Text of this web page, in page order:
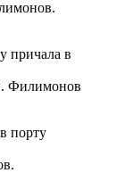
причала в
Филимонов
порту